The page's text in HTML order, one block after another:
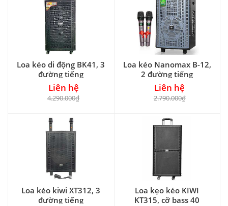
Loa kéo di động BK41, 3
đường tiếng
Liên hệ
4.290.000₫
Loa kéo Nanomax B-12,
2 đường tiếng
Liên hệ
2.790.000₫
Loa kéo kiwi XT312, 3
đường tiếng
Loa kẹo kéo KIWI
KT315, cỡ bass 40